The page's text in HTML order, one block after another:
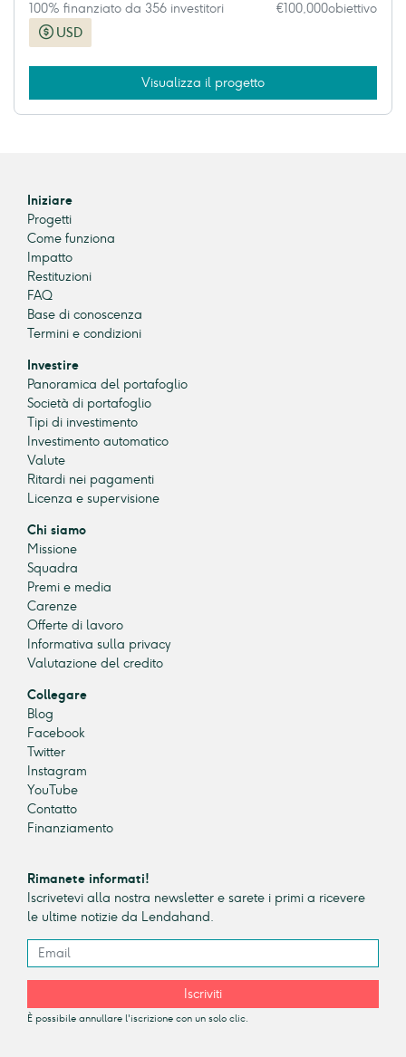
USD
100% finanziato da 356 investitori €100,000obiettivo
Visualizza il progetto
Iniziare
Progetti
Come funziona
Impatto
Restituzioni
FAQ
Base di conoscenza
Termini e condizioni
Investire
Panoramica del portafoglio
Società di portafoglio
Tipi di investimento
Investimento automatico
Valute
Ritardi nei pagamenti
Licenza e supervisione
Chi siamo
Missione
Squadra
Premi e media
Carenze
Offerte di lavoro
Informativa sulla privacy
Valutazione del credito
Collegare
Blog
Facebook
Twitter
Instagram
YouTube
Contatto
Finanziamento
Rimanete informati!
Iscrivetevi alla nostra newsletter e sarete i primi a ricevere
le ultime notizie da Lendahand.
Iscriviti
È possibile annullare l'iscrizione con un solo clic.